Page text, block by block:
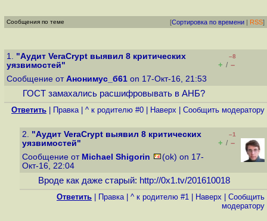
Сообщения по теме [Сортировка по времени | RSS]
1. "Аудит VeraCrypt выявил 8 критических
уязвимостей"
–8
+ / –
Сообщение от Анонимус_б61 on 17-Окт-16, 21:53
ГОСТ замахались расшифровывать в АНБ?
Ответить Правка| ^ к родителю #0 Наверх Cообщить модератору
2. "Аудит VeraCrypt выявил 8 критических
уязвимостей"
–1
+ / –
Сообщение от Michael Shigorin
(ok) on 17-
Окт-16, 22:04
Вроде как даже старый: http://0x1.tv/201610018
Ответить Правка| ^ к родителю #1 Наверх
Cообщить
модератору